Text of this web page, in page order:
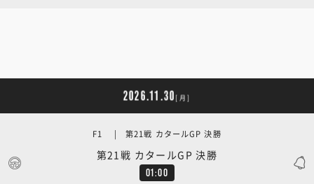
2026.11.30 [月]
01:00
第21戦 カタールGP 決勝
F1 | 第21戦 カタールGP 決勝